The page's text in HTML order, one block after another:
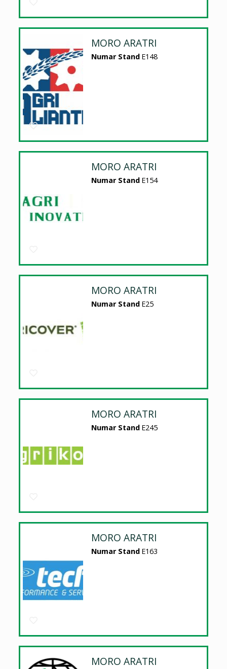
MORO ARATRI
Numar Stand E148
MORO ARATRI
Numar Stand E154
MORO ARATRI
Numar Stand E25
MORO ARATRI
Numar Stand E245
MORO ARATRI
Numar Stand E163
MORO ARATRI